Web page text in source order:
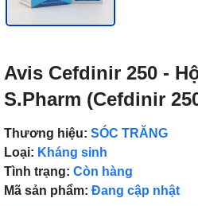
Avis Cefdinir 250 -
S.Pharm (Cefdinir
Thương hiệu: SÓC TRĂNG
Loại: Kháng sinh
Tình trạng: Còn hàng
Mã sản phẩm: Đang cập nhật